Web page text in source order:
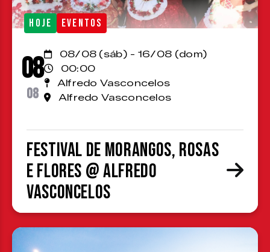
HOJE EVENTOS
08
08
08/08 (sáb) - 16/08 (dom)
00:00
Alfredo Vasconcelos
Alfredo Vasconcelos
Festival de Morangos, Rosas
e Flores @ Alfredo
Vasconcelos